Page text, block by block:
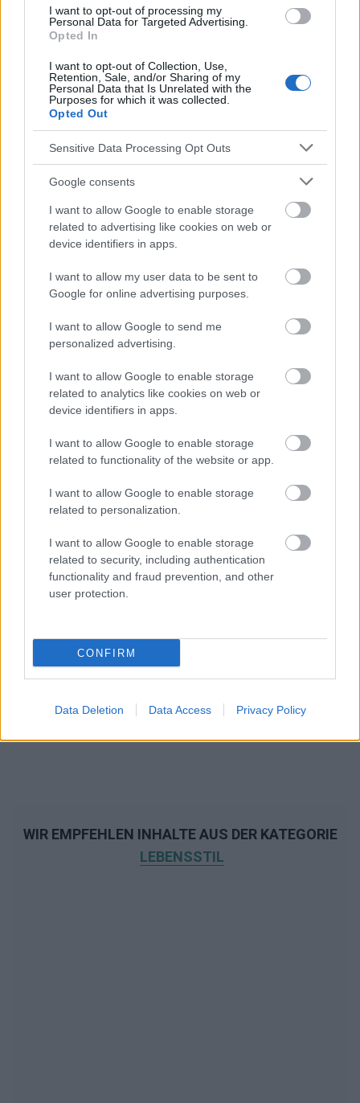
I want to opt-out of processing my
Personal Data for Targeted Advertising.
Opted In
I want to opt-out of Collection, Use,
Retention, Sale, and/or Sharing of my
Personal Data that Is Unrelated with the
Purposes for which it was collected.
Opted Out
Sensitive Data Processing Opt Outs
Google consents
I want to allow Google to enable storage
related to advertising like cookies on web or
device identifiers in apps.
I want to allow my user data to be sent to
Google for online advertising purposes.
I want to allow Google to send me
personalized advertising.
I want to allow Google to enable storage
related to analytics like cookies on web or
device identifiers in apps.
I want to allow Google to enable storage
related to functionality of the website or app.
I want to allow Google to enable storage
related to personalization.
I want to allow Google to enable storage
related to security, including authentication
functionality and fraud prevention, and other
user protection.
CONFIRM
Data Deletion Data Access Privacy Policy
Sehen Sie es auch auf english español français
Die Inhalte und Materialien auf dieser Website dienen nur zu
Bildungs- und Informationszwecken. Der Herausgeber und die
Redaktion der Website sind nicht für die Ergebnisse ihrer
der Website verwenden, ist es unbedingt erforderlich, einen Arzt
Werbung:
WIR EMPFEHLEN INHALTE AUS DER KATEGORIE
LEBENSSTIL